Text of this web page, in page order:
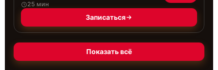
25 мин
Записаться
Показать всё